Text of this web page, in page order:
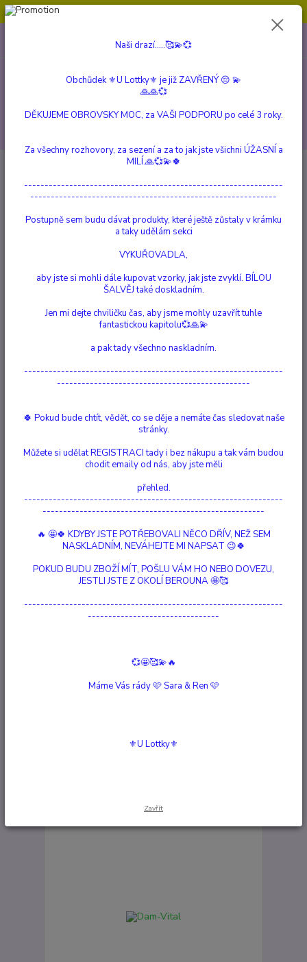
CZK
Doplňková krmiva
Doplňková krmiva
Víceúčelové bylinné minerální doplňkové krmivo,
které je ideálním zdrojem zásobování minerálními a vitalizujícími
látkami. Může se podávat celoročně. Dobře se osvědčil jako
přípravek pro dobrou imunitu, předcházení kolikám i k celkovému
Nejnovější Nejlevnější Nejdražší
Naši drazí.....🥰💫💞
Obchůdek ⚜️U Lottky⚜️ je již ZAVŘENÝ 😔 💫
🙏🙏💞
DĚKUJEME OBROVSKY MOC, za VAŠI PODPORU po celé 3 roky.
Za všechny rozhovory, za sezení a za to jak jste všichni ÚŽASNÍ a
MILÍ.🙏💞💫🍀
---------------------------------------------------------------
------------------------------------------------------------
Postupně sem budu dávat produkty, které ještě zůstaly v krámku
a taky udělám sekci
VYKUŘOVADLA,
aby jste si mohli dále kupovat vzorky, jak jste zvyklí. BÍLOU
ŠALVĚJ také doskladním.
Jen mi dejte chviličku čas, aby jsme mohly uzavřít tuhle
fantastickou kapitolu💞🙏💫
a pak tady všechno naskladním.
---------------------------------------------------------------
-----------------------------------------------
🍀 Pokud bude chtít, vědět, co se děje a nemáte čas sledovat naše
stránky.
Můžete si udělat REGISTRACI tady i bez nákupu a tak vám budou
chodit emaily od nás, aby jste měli
přehled.
---------------------------------------------------------------
------------------------------------------------------
🔥 🤩🍀 KDYBY JSTE POTŘEBOVALI NĚCO DŘÍV, NEŽ SEM
NASKLADNÍM, NEVÁHEJTE MI NAPSAT 😉🍀
POKUD BUDU ZBOŽÍ MÍT, POŠLU VÁM HO NEBO DOVEZU,
JESTLI JSTE Z OKOLÍ BEROUNA 🤩🥰
---------------------------------------------------------------
--------------------------------
💞🤩🥰💫🔥
Máme Vás rády 🩷 Sara & Ren 🩷
⚜️U Lottky⚜️
Zavřít